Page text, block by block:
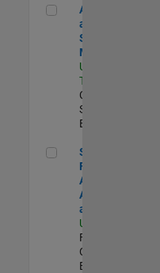
Aerospace and
Aerospace
and Defense
Sales Account
Manager
US-CA-
Torrance
Commercial
Sales |
Experimentado
Senior Financial
Senior
Financial
Analyst,
Accounting
and Reporting
US-MA-Natick
Finance and
Operations |
Experimentado